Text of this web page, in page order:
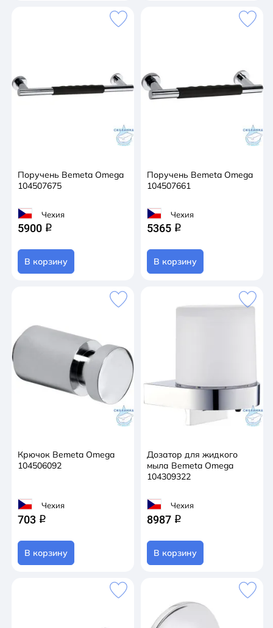
Поручень Bemeta Omega
104507675
Чехия
5900 q
В корзину
Поручень Bemeta Omega
104507661
Чехия
5365 q
В корзину
Крючок Bemeta Omega
104506092
Чехия
703 q
В корзину
Дозатор для жидкого
мыла Bemeta Omega
104309322
Чехия
8987 q
В корзину